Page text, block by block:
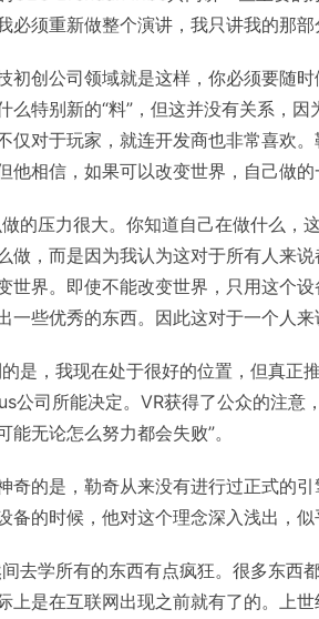
必须重新做整个演讲，我只讲我的那部
初创公司领域就是这样，你必须要随
么特别新的“料”，但这并没有关系，
仅对于玩家，就连开发商也非常喜欢
他相信，如果可以改变世界，自己做的
做的压力很大。你知道自己在做什么，
做，而是因为我认为这对于所有人来
世界。即使不能改变世界，只用这个
一些优秀的东西。因此这对于一个人来
的是，我现在处于很好的位置，但真正
公司所能决定。VR获得了公众的注意
能无论怎么努力都会失败”。
奇的是，勒奇从来没有进行过正式的
备的时候，他对这个理念深入浅出，似
间去学所有的东西有点疯狂。很多东西
上是在互联网出现之前就有了的。上